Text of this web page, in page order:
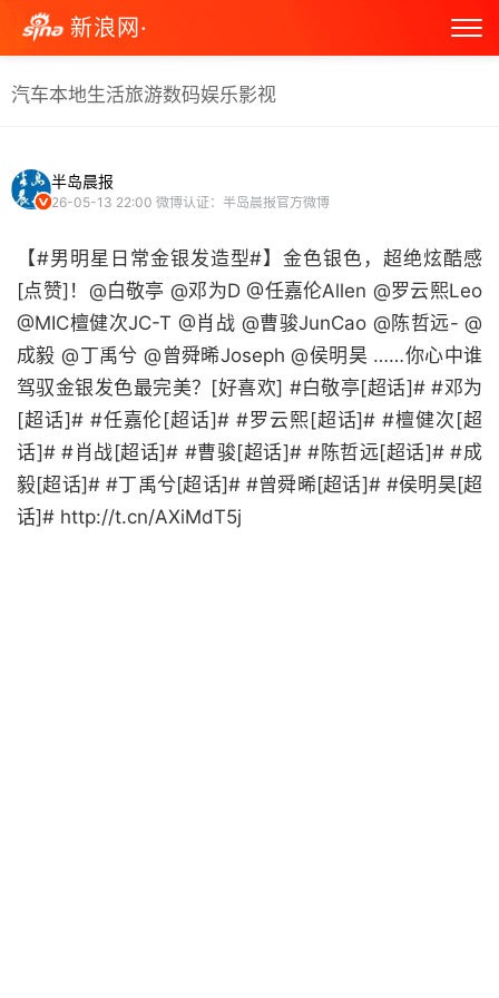
新浪网·
汽车本地生活旅游数码娱乐影视
半岛晨报
26-05-13 22:00 微博认证：半岛晨报官方微博
【#男明星日常金银发造型#】金色银色，超绝炫酷感
[点赞]！@白敬亭 @邓为D @任嘉伦Allen @罗云熙Leo
@MIC檀健次JC-T @肖战 @曹骏JunCao @陈哲远- @
成毅 @丁禹兮 @曾舜晞Joseph @侯明昊 ……你心中谁
驾驭金银发色最完美？[好喜欢] ​​​#白敬亭[超话]# #邓为
[超话]# #任嘉伦[超话]# #罗云熙[超话]# #檀健次[超
话]# #肖战[超话]# #曹骏[超话]# #陈哲远[超话]# #成
毅[超话]# #丁禹兮[超话]# #曾舜晞[超话]# #侯明昊[超
话]# http://t.cn/AXiMdT5j